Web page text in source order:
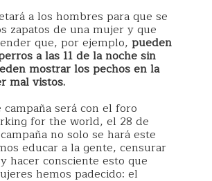
a los hombres para que se
zapatos de una mujer y que
que, por ejemplo, pueden
a las 11 de la noche sin
mostrar los pechos en la
mal vistos.
será con el foro
for the world, el 28 de
no solo se hará este
educar a la gente, censurar
hacer consciente esto que
hemos padecido: el